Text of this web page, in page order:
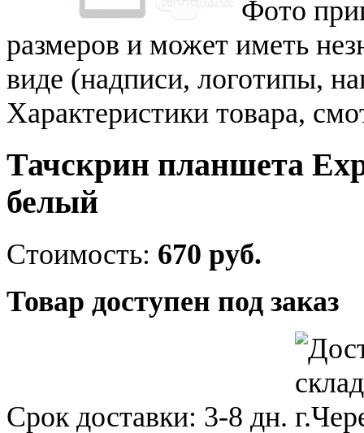
Фото
размеров и может иметь
виде (надписи, логотипы,
Характеристики товара,
Тачскрин планшета
белый
Стоимость: 670 руб.
Товар доступен под заказ
Срок доставки: 3-8 дн.